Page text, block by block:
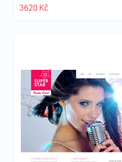
3620 Kč